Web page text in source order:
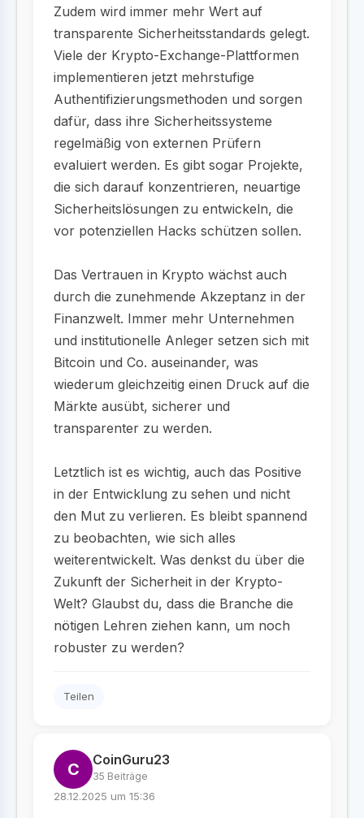
Zudem wird immer mehr Wert auf
transparente Sicherheitsstandards gelegt.
Viele der Krypto-Exchange-Plattformen
implementieren jetzt mehrstufige
Authentifizierungsmethoden und sorgen
dafür, dass ihre Sicherheitssysteme
regelmäßig von externen Prüfern
evaluiert werden. Es gibt sogar Projekte,
die sich darauf konzentrieren, neuartige
Sicherheitslösungen zu entwickeln, die
vor potenziellen Hacks schützen sollen.
Das Vertrauen in Krypto wächst auch
durch die zunehmende Akzeptanz in der
Finanzwelt. Immer mehr Unternehmen
und institutionelle Anleger setzen sich mit
Bitcoin und Co. auseinander, was
wiederum gleichzeitig einen Druck auf die
Märkte ausübt, sicherer und
transparenter zu werden.
Letztlich ist es wichtig, auch das Positive
in der Entwicklung zu sehen und nicht
den Mut zu verlieren. Es bleibt spannend
zu beobachten, wie sich alles
weiterentwickelt. Was denkst du über die
Zukunft der Sicherheit in der Krypto-
Welt? Glaubst du, dass die Branche die
nötigen Lehren ziehen kann, um noch
robuster zu werden?
Teilen
C CoinGuru23
35 Beiträge
28.12.2025 um 15:36